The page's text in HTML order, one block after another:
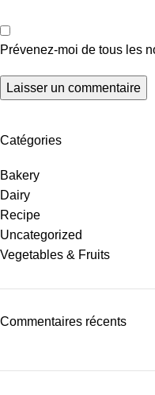
Prévenez-moi de tous les
Catégories
Bakery
Dairy
Recipe
Uncategorized
Vegetables & Fruits
Commentaires récents